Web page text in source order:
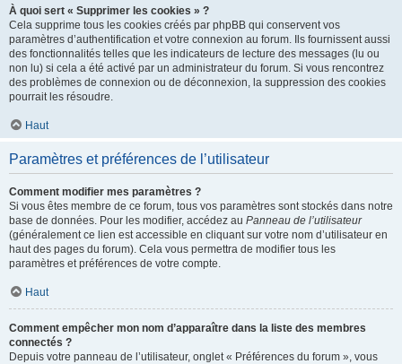
À quoi sert « Supprimer les cookies » ?
Cela supprime tous les cookies créés par phpBB qui conservent vos
paramètres d’authentification et votre connexion au forum. Ils fournissent aussi
des fonctionnalités telles que les indicateurs de lecture des messages (lu ou
non lu) si cela a été activé par un administrateur du forum. Si vous rencontrez
des problèmes de connexion ou de déconnexion, la suppression des cookies
pourrait les résoudre.
Haut
Paramètres et préférences de l’utilisateur
Comment modifier mes paramètres ?
Si vous êtes membre de ce forum, tous vos paramètres sont stockés dans notre
base de données. Pour les modifier, accédez au Panneau de l’utilisateur
(généralement ce lien est accessible en cliquant sur votre nom d’utilisateur en
haut des pages du forum). Cela vous permettra de modifier tous les
paramètres et préférences de votre compte.
Haut
Comment empêcher mon nom d’apparaître dans la liste des membres
connectés ?
Depuis votre panneau de l’utilisateur, onglet « Préférences du forum », vous